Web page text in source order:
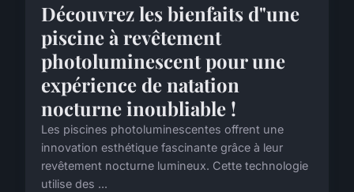
Découvrez les bienfaits d"une
piscine à revêtement
photoluminescent pour une
expérience de natation
nocturne inoubliable !
Les piscines photoluminescentes offrent une
innovation esthétique fascinante grâce à leur
revêtement nocturne lumineux. Cette technologie
utilise des ...